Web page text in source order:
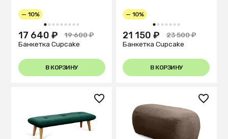
1 2 3 4 5 6 7 8 9
— 10%
17 640 ₽
19 600 ₽
Банкетка Cupcake
В КОРЗИНУ
1 2 3 4 5 6 7
— 10%
21 150 ₽
23 500 ₽
Банкетка Cupcake
В КОРЗИНУ